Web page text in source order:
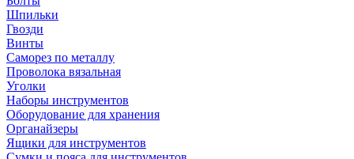
Шпильки
Гвозди
Винты
Саморез по металлу
Проволока вязальная
Уголки
Наборы инструментов
Оборудование для хранения
Органайзеры
Ящики для инструментов